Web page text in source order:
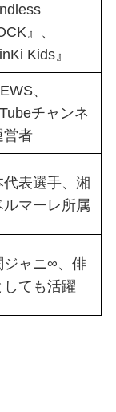
』、
Kids』
、
チャンネ
営者
代表選手、湘
ルマーレ所属
ジャニ∞、俳
しても活躍